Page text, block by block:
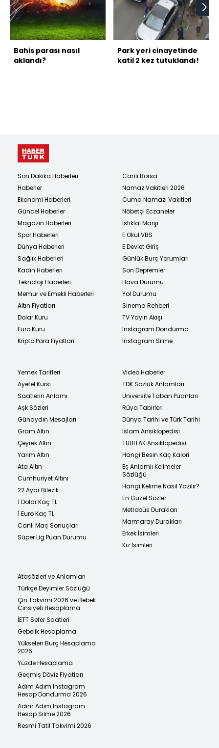
Bahis parası nasıl
aklandı?
Park yeri cinayetinde
katil 2 kez tutuklandı!
Son Dakika Haberleri
Haberler
Ekonomi Haberleri
Güncel Haberler
Magazin Haberleri
Spor Haberleri
Dünya Haberleri
Sağlık Haberleri
Kadın Haberleri
Teknoloji Haberleri
Memur ve Emekli Haberleri
Altın Fiyatları
Dolar Kuru
Euro Kuru
Kripto Para Fiyatları
Canlı Borsa
Namaz Vakitleri 2026
Cuma Namazı Vakitleri
Nöbetçi Eczaneler
İstiklal Marşı
E Okul VBS
E Devlet Giriş
Günlük Burç Yorumları
Son Depremler
Hava Durumu
Yol Durumu
Sinema Rehberi
TV Yayın Akışı
Instagram Dondurma
Instagram Silme
Yemek Tarifleri
Ayetel Kürsi
Saatlerin Anlamı
Aşk Sözleri
Günaydın Mesajları
Gram Altın
Çeyrek Altın
Yarım Altın
Ata Altın
Cumhuriyet Altını
22 Ayar Bilezik
1 Dolar Kaç TL
1 Euro Kaç TL
Canlı Maç Sonuçları
Süper Lig Puan Durumu
Video Haberler
TDK Sözlük Anlamları
Üniversite Taban Puanları
Rüya Tabirleri
Dünya Tarihi ve Türk Tarihi
İslam Ansiklopedisi
TÜBİTAK Ansiklopedisi
Hangi Besin Kaç Kalori
Eş Anlamlı Kelimeler
Sözlüğü
Hangi Kelime Nasıl Yazılır?
En Güzel Sözler
Metrobüs Durakları
Marmaray Durakları
Erkek İsimleri
Kız İsimleri
Atasözleri ve Anlamları
Türkçe Deyimler Sözlüğü
Çin Takvimi 2026 ve Bebek
Cinsiyeti Hesaplama
İETT Sefer Saatleri
Gebelik Hesaplama
Yükselen Burç Hesaplama
2026
Yüzde Hesaplama
Geçmiş Döviz Fiyatları
Adım Adım Instagram
Hesap Dondurma 2026
Adım Adım Instagram
Hesap Silme 2026
Resmi Tatil Takvimi 2026